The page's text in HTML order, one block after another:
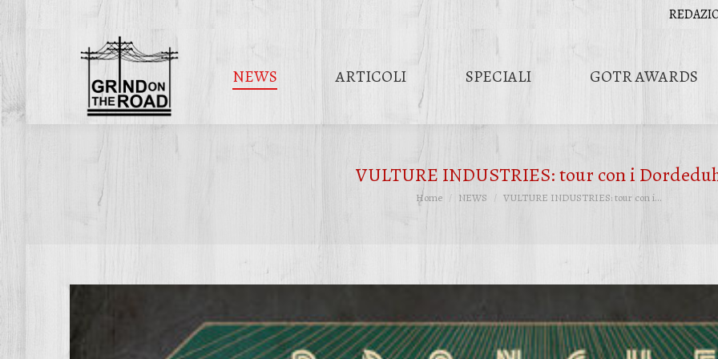
NEWS ARTICOLI SPECIALI GOTR AWARDS
VULTURE INDUSTRIES: tour con i
Tu sei qui:
Home NEWS VULTURE INDUSTRIES: tour con i…